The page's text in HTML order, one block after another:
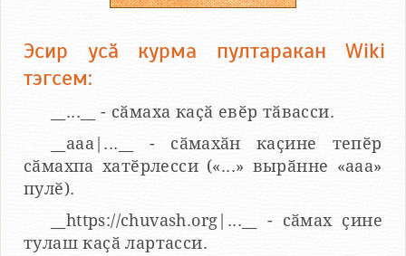
Эсир усӑ курма пултаракан Wiki
тэгсем:
__...__ - сӑмаха каҫӑ евӗр тӑвасси.
__aaa|...__ - сӑмахӑн каҫине тепӗр
сӑмахпа хатӗрлесси («...» вырӑнне «ааа»
пулӗ).
__https://chuvash.org|...__ - сӑмах ҫине
тулаш каҫӑ лартасси.